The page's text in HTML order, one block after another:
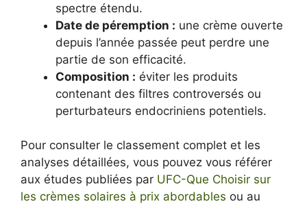
spectre étendu.
Date de péremption : une crème ouverte
depuis l’année passée peut perdre une
partie de son efficacité.
Composition : éviter les produits
contenant des filtres controversés ou
perturbateurs endocriniens potentiels.
Pour consulter le classement complet et les
analyses détaillées, vous pouvez vous référer
aux études publiées par UFC-Que Choisir sur
les crèmes solaires à prix abordables ou au